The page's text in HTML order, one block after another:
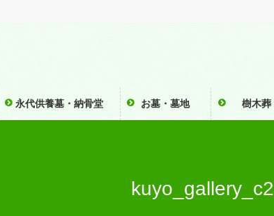
永代供養墓・納骨堂 お墓・墓地 樹木葬
kuyo_gallery_c2